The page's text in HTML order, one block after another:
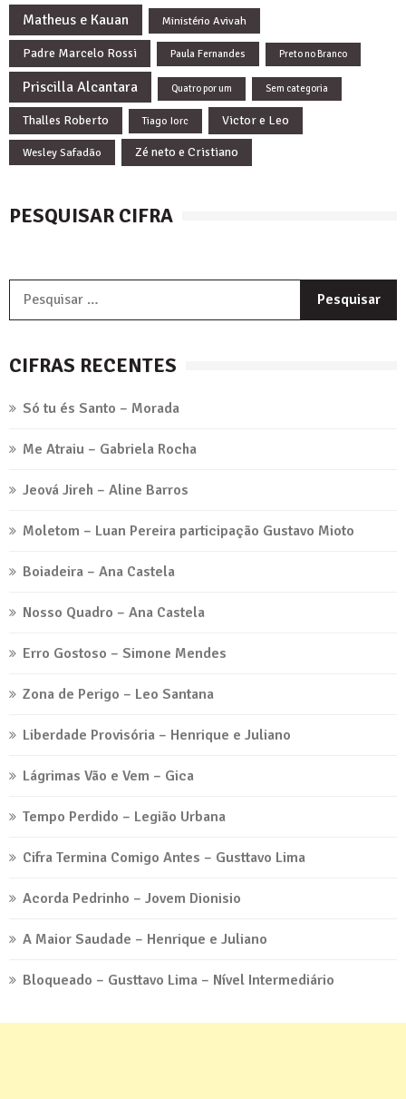
Matheus e Kauan Ministério Avivah
Padre Marcelo Rossi Paula Fernandes Preto no Branco
Priscilla Alcantara Quatro por um Sem categoria
Thalles Roberto Tiago Iorc Victor e Leo
Wesley Safadão Zé neto e Cristiano
PESQUISAR CIFRA
CIFRAS RECENTES
Só tu és Santo – Morada
Me Atraiu – Gabriela Rocha
Jeová Jireh – Aline Barros
Moletom – Luan Pereira participação Gustavo Mioto
Boiadeira – Ana Castela
Nosso Quadro – Ana Castela
Erro Gostoso – Simone Mendes
Zona de Perigo – Leo Santana
Liberdade Provisória – Henrique e Juliano
Lágrimas Vão e Vem – Gica
Tempo Perdido – Legião Urbana
Cifra Termina Comigo Antes – Gusttavo Lima
Acorda Pedrinho – Jovem Dionisio
A Maior Saudade – Henrique e Juliano
Bloqueado – Gusttavo Lima – Nível Intermediário